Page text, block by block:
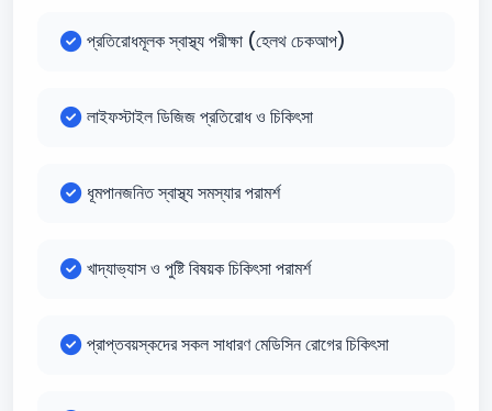
প্রতিরোধমূলক স্বাস্থ্য পরীক্ষা (হেলথ চেকআপ)
লাইফস্টাইল ডিজিজ প্রতিরোধ ও চিকিৎসা
ধূমপানজনিত স্বাস্থ্য সমস্যার পরামর্শ
খাদ্যাভ্যাস ও পুষ্টি বিষয়ক চিকিৎসা পরামর্শ
প্রাপ্তবয়স্কদের সকল সাধারণ মেডিসিন রোগের চিকিৎসা